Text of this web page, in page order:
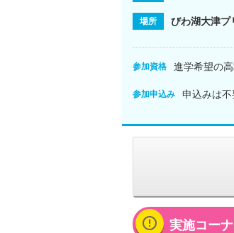
場所 びわ湖大津プ
参加資格 進学希望の
参加申込み 申込みは不
error_outline 実施コー